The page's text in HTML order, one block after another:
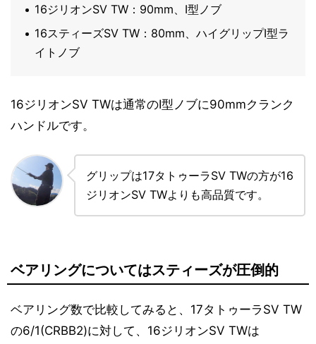
16ジリオンSV TW：90mm、I型ノブ
16スティーズSV TW：80mm、ハイグリップI型ラ
イトノブ
16ジリオンSV TWは通常のI型ノブに90mmクランク
ハンドルです。
グリップは17タトゥーラSV TWの方が16
ジリオンSV TWよりも高品質です。
ベアリングについてはスティーズが圧倒的
ベアリング数で比較してみると、17タトゥーラSV TW
の6/1(CRBB2)に対して、16ジリオンSV TWは